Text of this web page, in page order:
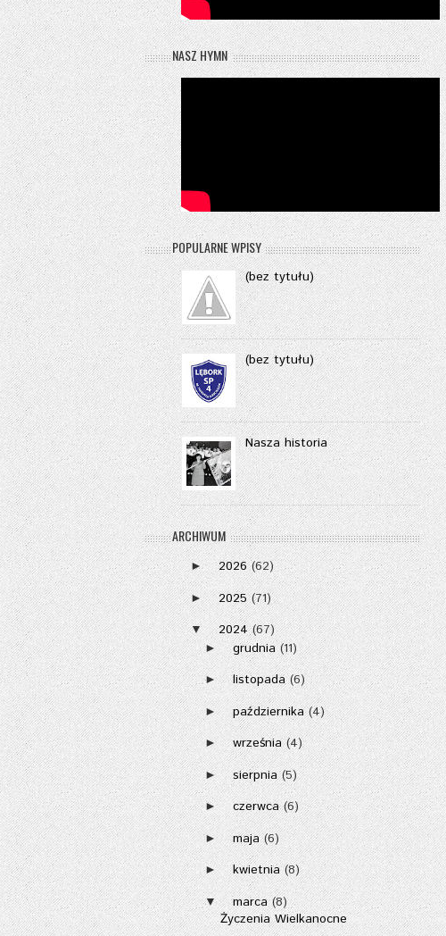
NASZ HYMN
POPULARNE WPISY
(bez tytułu)
(bez tytułu)
Nasza historia
ARCHIWUM
► 2026 (62)
► 2025 (71)
▼ 2024 (67)
► grudnia (11)
► listopada (6)
► października (4)
► września (4)
► sierpnia (5)
► czerwca (6)
► maja (6)
► kwietnia (8)
▼ marca (8)
Życzenia Wielkanocne